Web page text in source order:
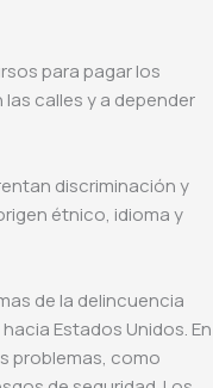
para pagar los
calles y a depender
discriminación y
étnico, idioma y
de la delincuencia
Estados Unidos. En
problemas, como